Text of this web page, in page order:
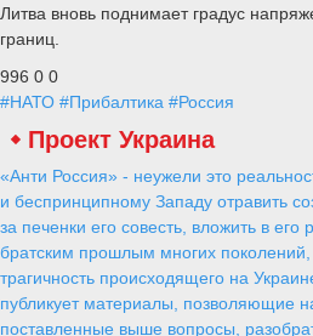
Литва вновь поднимает градус
границ.
996 0 0
#НАТО #Прибалтика #Россия
Проект Украина
«Анти Россия» - неужели это
и беспринципному Западу отравить
за печенки его совесть, вложить в
братским прошлым многих
трагичность происходящего на
публикует материалы, позволяющие
поставленные выше вопросы,